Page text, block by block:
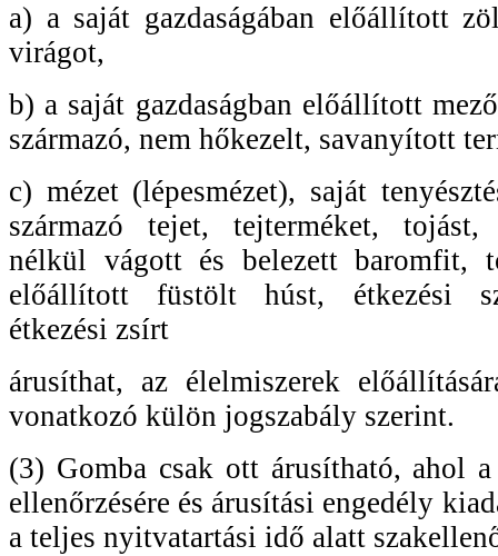
a) a saját gazdaságában előállított
virágot,
b) a saját gazdaságban előállított
származó, nem hőkezelt, savanyított
c) mézet (lépesmézet), saját
származó tejet, tejterméket, tojást,
nélkül vágott és belezett baromfit,
előállított füstölt húst, étkezési
étkezési zsírt
árusíthat, az élelmiszerek
vonatkozó külön jogszabály szerint.
(3) Gomba csak ott árusítható, ahol
ellenőrzésére és árusítási engedély
a teljes nyitvatartási idő alatt